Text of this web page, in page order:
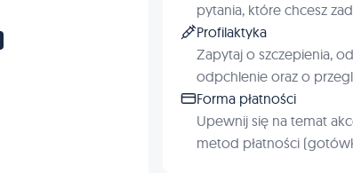
pytania, które chcesz
Profilaktyka
Zapytaj o szczepienia,
odpchlenie oraz o
Forma płatności
Upewnij się na temat
metod płatności